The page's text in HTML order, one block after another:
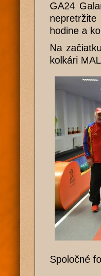
GA24
hodine a
Na
kolkári
Spoločné